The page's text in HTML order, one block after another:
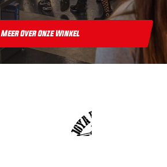
Meer Over Onze Winkel